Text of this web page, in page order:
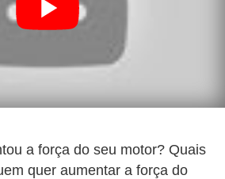
a força do seu motor? Quais
quer aumentar a força do